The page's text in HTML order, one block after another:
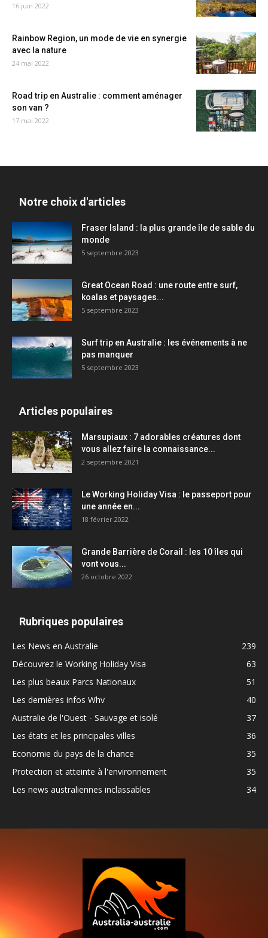
16 juin 2022
Rainbow Region, un mode de vie en synergie
avec la nature
24 mai 2022
Road trip en Australie : comment aménager
son van ?
17 mai 2022
Notre choix d'articles
Fraser Island : la plus grande île de sable du
monde
5 septembre 2023
Great Ocean Road : une route entre surf,
koalas et paysages...
5 septembre 2023
Surf trip en Australie : les événements à ne
pas manquer
5 septembre 2023
Articles populaires
Marsupiaux : 7 adorables créatures dont
vous allez faire la connaissance...
2 septembre 2021
Le Working Holiday Visa : le passeport pour
une année en...
18 février 2022
Grande Barrière de Corail : les 10 îles qui
vont vous...
26 octobre 2022
Rubriques populaires
Les News en Australie
239
Découvrez le Working Holiday Visa
63
Les plus beaux Parcs Nationaux
51
Les dernières infos Whv
40
Australie de l'Ouest - Sauvage et isolé
37
Les états et les principales villes
36
Economie du pays de la chance
35
Protection et atteinte à l'environnement
35
Les news australiennes inclassables
34